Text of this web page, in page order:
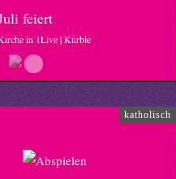
feiert
in 1Live | Kürble
katholisch